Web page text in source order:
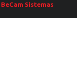
BeCam Sistemas